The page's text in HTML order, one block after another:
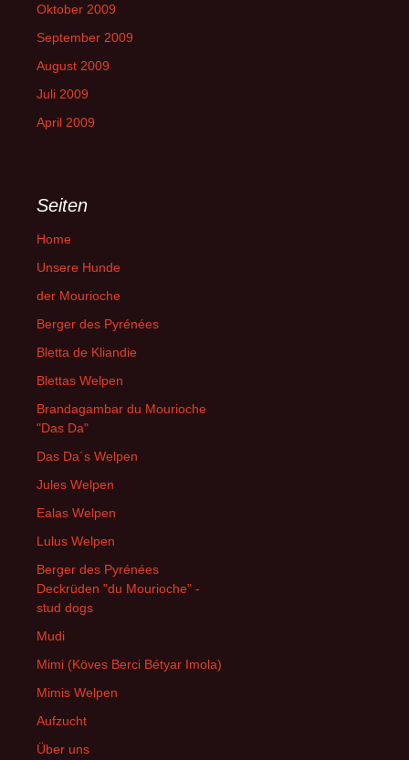
Oktober 2009
September 2009
August 2009
Juli 2009
April 2009
Seiten
Home
Unsere Hunde
der Mourioche
Berger des Pyrénées
Bletta de Kliandie
Blettas Welpen
Brandagambar du Mourioche
"Das Da"
Das Da´s Welpen
Jules Welpen
Ealas Welpen
Lulus Welpen
Berger des Pyrénées
Deckrüden "du Mourioche" -
stud dogs
Mudi
Mimi (Köves Berci Bétyar Imola)
Mimis Welpen
Aufzucht
Über uns